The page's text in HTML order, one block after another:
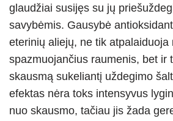
glaudžiai susijęs su jų
savybėmis. Gausybė
eterinių aliejų, ne tik atpalaiduoja
spazmuojančius raumenis, bet ir
skausmą sukeliantį uždegimo
efektas nėra toks intensyvus
nuo skausmo, tačiau jis žada